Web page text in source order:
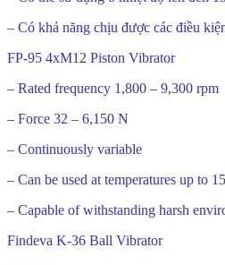
– Có khả năng chịu được các điều
FP-95 4xM12 Piston Vibrator
– Rated frequency 1,800 – 9,300 rpm
– Force 32 – 6,150 N
– Continuously variable
– Can be used at temperatures up to
– Capable of withstanding harsh
Findeva K-36 Ball Vibrator